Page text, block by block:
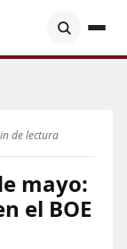
de lectura
mayo:
el BOE